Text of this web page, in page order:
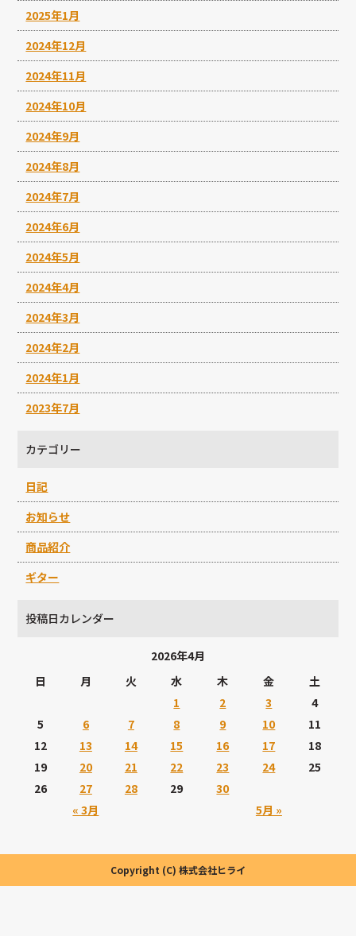
2025年1月
2024年12月
2024年11月
2024年10月
2024年9月
2024年8月
2024年7月
2024年6月
2024年5月
2024年4月
2024年3月
2024年2月
2024年1月
2023年7月
カテゴリー
日記
お知らせ
商品紹介
ギター
投稿日カレンダー
2026年4月
日
月 火 水 木 金 土
« 3月 5月 »
1 2 3
4
5
6 7 8 9 10
11
12
13 14 15 16 17
18
19
20 21 22 23 24
25
26
27 28 29 30
Copyright (C) 株式会社ヒライ